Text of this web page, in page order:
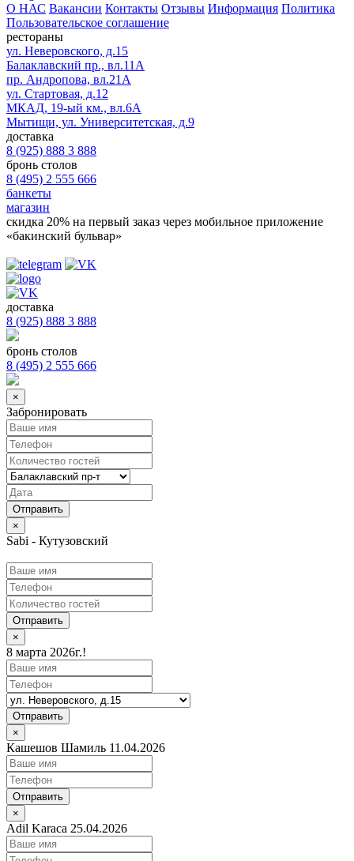
О НАС Вакансии Контакты Отзывы Информация Политика
Пользовательское соглашение
рестораны
ул. Неверовского, д.15
Балаклавский пр., вл.11А
пр. Андропова, вл.21А
ул. Стартовая, д.12
МКАД, 19-ый км., вл.6А
Мытищи, ул. Университетская, д.9
доставка
8 (925) 888 3 888
бронь столов
8 (495) 2 555 666
банкеты
магазин
скидка 20% на первый заказ через мобильное приложение
«бакинский бульвар»
доставка
8 (925) 888 3 888
бронь столов
8 (495) 2 555 666
×
Забронировать
×
Sabi - Кутузовский
Отправить
×
8 марта 2026г.!
Отправить
×
Кашешов Шамиль 11.04.2026
Отправить
×
Adil Karaca 25.04.2026